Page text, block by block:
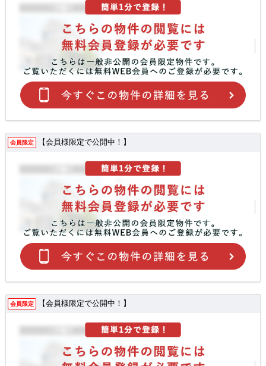
会員限定 【会員様限定で公開中！】
会員限定 【会員様限定で公開中！】